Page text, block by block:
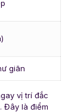
giãn
vị trí đắc
Đây là điểm